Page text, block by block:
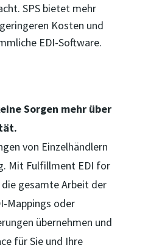
SPS bietet mehr
Kosten und
EDI-Software.
Sorgen mehr über
von Einzelhändlern
Mit Fulfillment EDI for
die gesamte Arbeit der
Mappings oder
übernehmen und
für Sie und Ihre